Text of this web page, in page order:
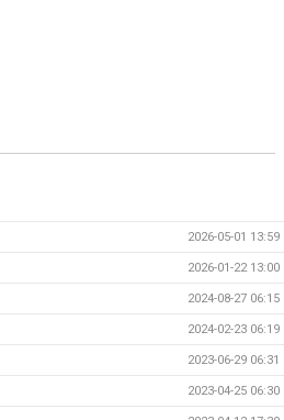
2026-05-01 13:59
2026-01-22 13:00
2024-08-27 06:15
2024-02-23 06:19
2023-06-29 06:31
2023-04-25 06:30